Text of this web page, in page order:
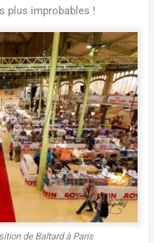
plus improbables !
de Baltard à Paris